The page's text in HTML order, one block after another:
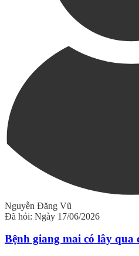
Nguyễn Đăng Vũ
Đã hỏi: Ngày 17/06/2026
Bệnh giang mai có lây